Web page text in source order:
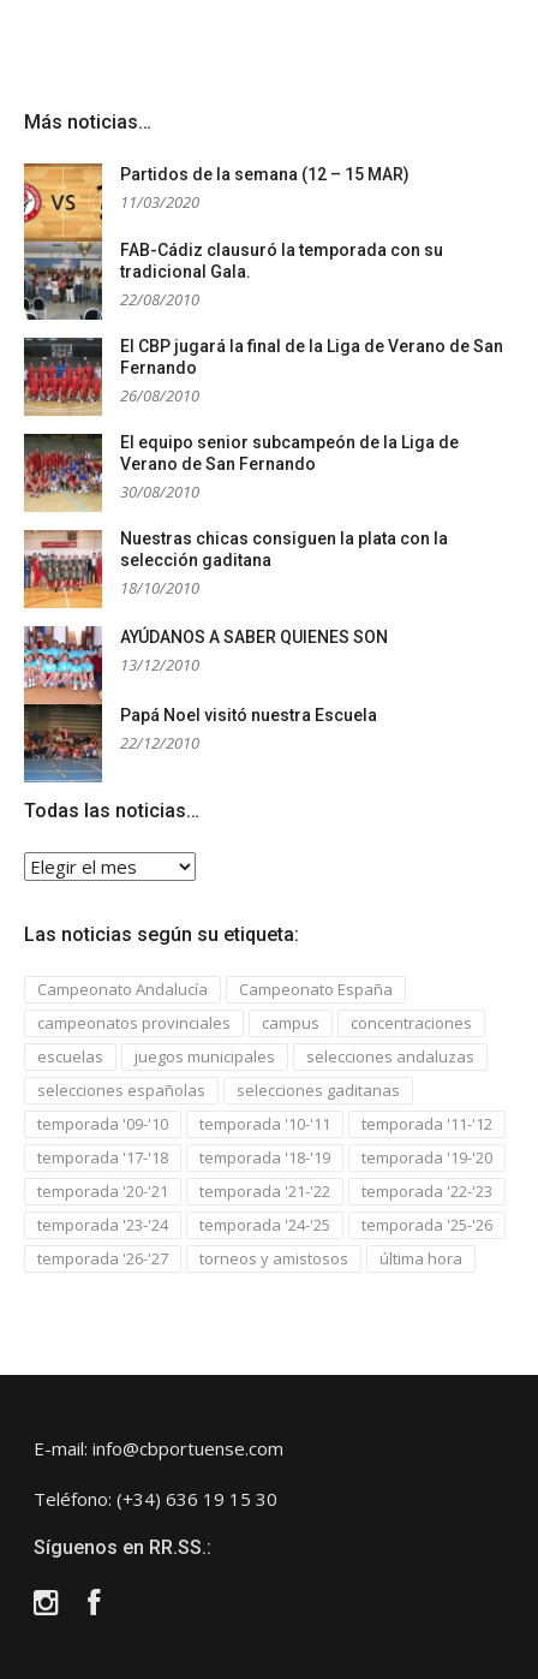
Más noticias…
Partidos de la semana (12 – 15 MAR)
11/03/2020
FAB-Cádiz clausuró la temporada con su
tradicional Gala.
22/08/2010
El CBP jugará la final de la Liga de Verano de San
Fernando
26/08/2010
El equipo senior subcampeón de la Liga de
Verano de San Fernando
30/08/2010
Nuestras chicas consiguen la plata con la
selección gaditana
18/10/2010
AYÚDANOS A SABER QUIENES SON
13/12/2010
Papá Noel visitó nuestra Escuela
22/12/2010
Todas las noticias…
Todas
las
Las noticias según su etiqueta:
Campeonato Andalucía
Campeonato España
campeonatos provinciales
campus
concentraciones
escuelas
juegos municipales
selecciones andaluzas
selecciones españolas
selecciones gaditanas
temporada '09-'10
temporada '10-'11
temporada '11-'12
temporada '17-'18
temporada '18-'19
temporada '19-'20
temporada '20-'21
temporada '21-'22
temporada '22-'23
temporada '23-'24
temporada '24-'25
temporada '25-'26
temporada '26-'27
torneos y amistosos última hora
E-mail: info@cbportuense.com
Teléfono: (+34) 636 19 15 30
Síguenos en RR.SS.:
InstagramFacebook